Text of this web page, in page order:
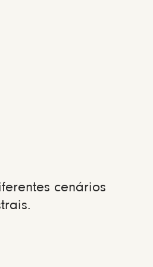
cenários